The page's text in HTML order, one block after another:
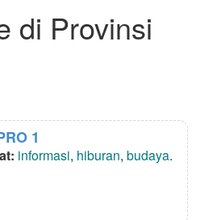
di Provinsi
1
informasi, hiburan, budaya.